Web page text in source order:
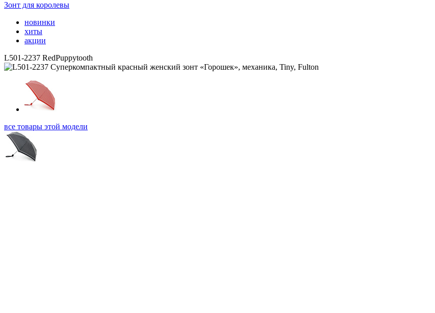
Зонт для королевы
новинки
хиты
акции
L501-2237 RedPuppytooth
все товары этой модели